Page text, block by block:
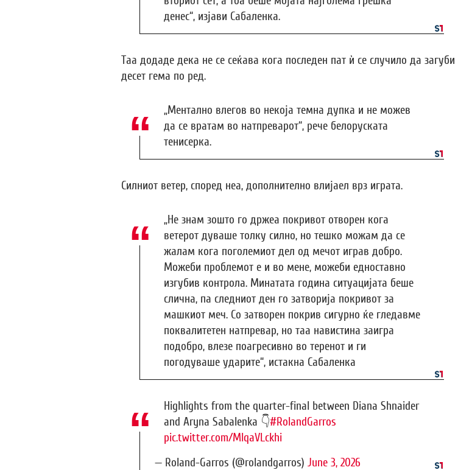
денес“, изјави Сабаленка.
Таа додаде дека не се сеќава кога последен пат ѝ се случило да загуби
десет гема по ред.
„Ментално влегов во некоја темна дупка и не можев
да се вратам во натпреварот“, рече белоруската
тенисерка.
Силниот ветер, според неа, дополнително влијаел врз играта.
„Не знам зошто го држеа покривот отворен кога
ветерот дуваше толку силно, но тешко можам да се
жалам кога поголемиот дел од мечот играв добро.
Можеби проблемот е и во мене, можеби едноставно
изгубив контрола. Минатата година ситуацијата беше
слична, па следниот ден го затворија покривот за
машкиот меч. Со затворен покрив сигурно ќе гледавме
поквалитетен натпревар, но таа навистина заигра
подобро, влезе поагресивно во теренот и ги
погодуваше ударите“, истакна Сабаленка
Highlights from the quarter-final between Diana Shnaider
and Aryna Sabalenka 👇#RolandGarros
pic.twitter.com/MIqaVLckhi
— Roland-Garros (@rolandgarros) June 3, 2026